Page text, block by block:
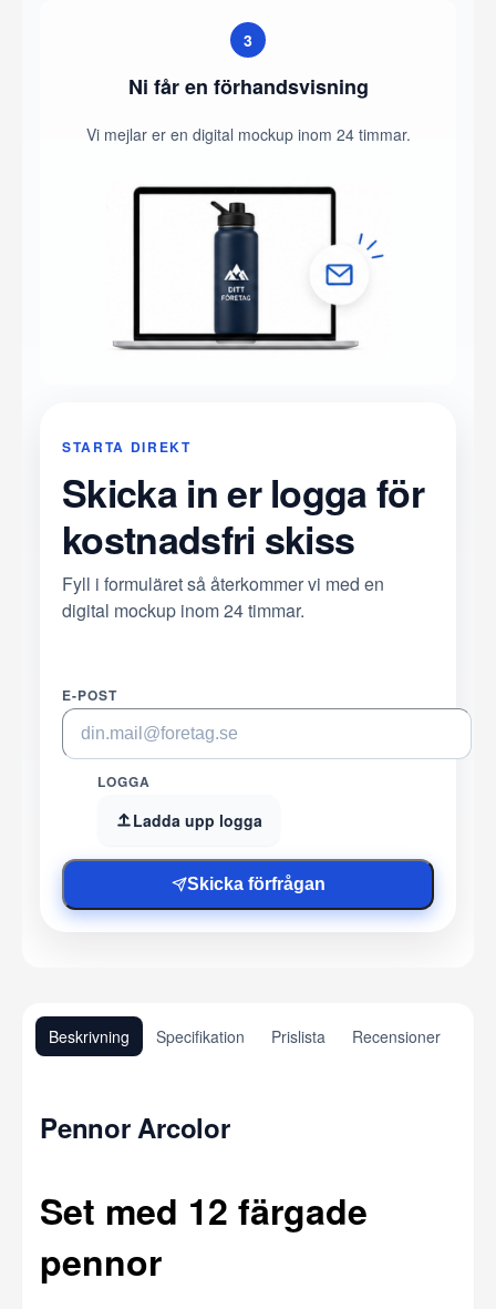
3
Ni får en förhandsvisning
Vi mejlar er en digital mockup inom 24 timmar.
STARTA DIREKT
Skicka in er logga för
kostnadsfri skiss
Fyll i formuläret så återkommer vi med en
digital mockup inom 24 timmar.
E-POST
LOGGA
Ladda upp logga
Skicka förfrågan
Beskrivning Specifikation Prislista Recensioner
Pennor Arcolor
Set med 12 färgade
pennor